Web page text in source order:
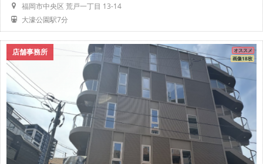
福岡市中央区 荒戸一丁目 13-14
大濠公園駅7分
店舗事務所
オススメ
画像18枚